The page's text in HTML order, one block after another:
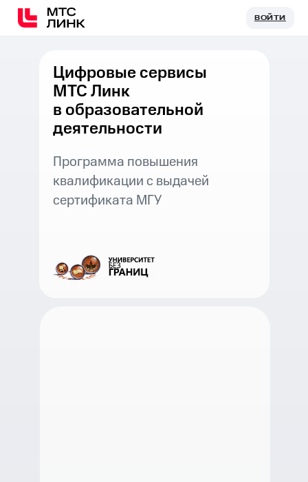
ВОЙТИВОЙТИ
Цифровые сервисы
МТС Линк
в образовательной
деятельности
Программа повышения
квалификации с выдачей
сертификата МГУ